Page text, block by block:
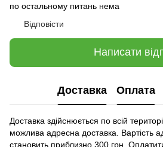
по остальному питань нема
Відповісти
Написати
Доставка Оплата
Доставка здійснюється по всій
можлива адресна доставка. Вартість
становить приблизно 300 грн.